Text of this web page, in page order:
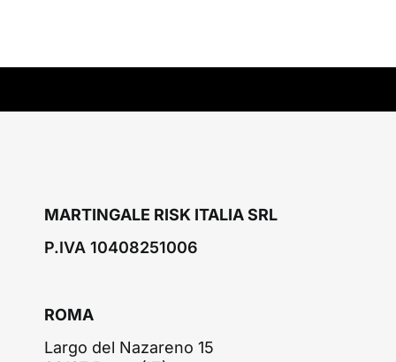
MARTINGALE RISK ITALIA SRL
P.IVA 10408251006
ROMA
Largo del Nazareno 15